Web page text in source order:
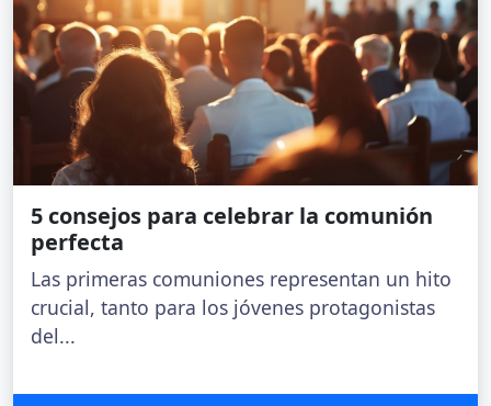
5 consejos para celebrar la comunión
perfecta
Las primeras comuniones representan un hito
crucial, tanto para los jóvenes protagonistas
del...